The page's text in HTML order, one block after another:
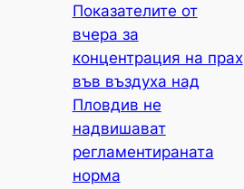
Показателите от
вчера за
концентрация на прах
във въздуха над
Пловдив не
надвишават
регламентираната
норма